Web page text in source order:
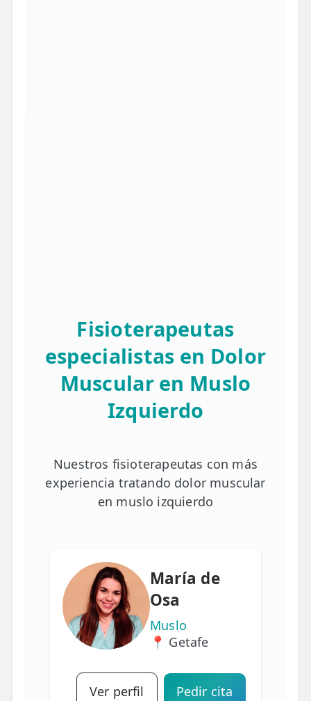
Fisioterapeutas
especialistas en Dolor
Muscular en Muslo
Izquierdo
Nuestros fisioterapeutas con más
experiencia tratando dolor muscular
en muslo izquierdo
María de
Osa
Muslo
📍 Getafe
Ver perfil Pedir cita